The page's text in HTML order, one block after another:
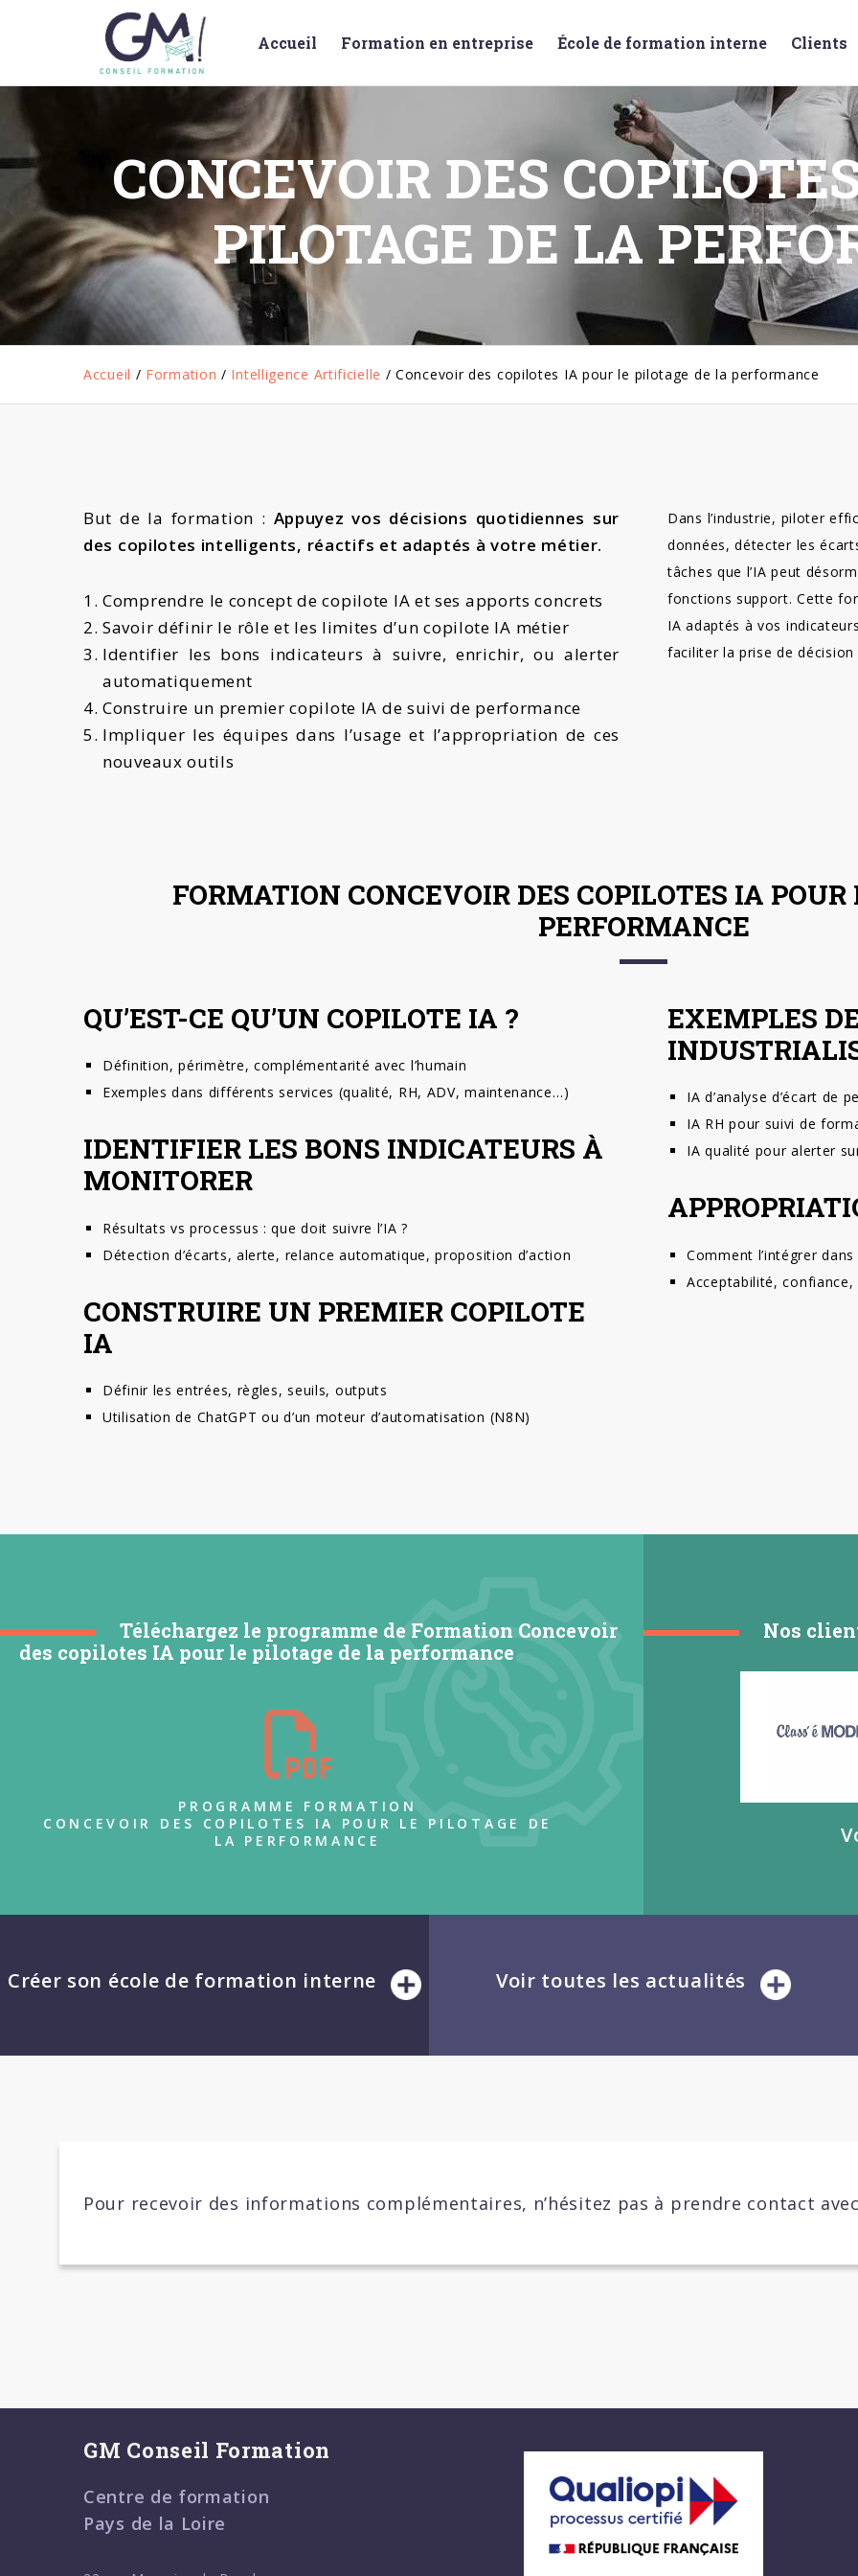
Accueil Formation en entreprise École de formation interne Clients
CONCEVOIR DES
PILOTAGE DE LA
Accueil / Formation / Intelligence Artificielle /Concevoir des copilotes IA pour le pilotage de la performance
But de la formation : Appuyez vos décisions quotidiennes sur
des copilotes intelligents, réactifs et adaptés à votre métier.
Comprendre le concept de copilote IA et ses apports concrets
Savoir définir le rôle et les limites d’un copilote IA métier
Identifier les bons indicateurs à suivre, enrichir, ou alerter
automatiquement
Construire un premier copilote IA de suivi de performance
Impliquer les équipes dans l’usage et l’appropriation de ces
nouveaux outils
Dans l’industrie, piloter
données, détecter les
tâches que l’IA peut
fonctions support. Cette
IA adaptés à vos
faciliter la prise de
FORMATION CONCEVOIR DES COPILOTES IA
PERFORMANCE
QU’EST-CE QU’UN COPILOTE IA ?
Définition, périmètre, complémentarité avec l’humain
Exemples dans différents services (qualité, RH, ADV, maintenance…)
IDENTIFIER LES BONS INDICATEURS À
MONITORER
Résultats vs processus : que doit suivre l’IA ?
Détection d’écarts, alerte, relance automatique, proposition d’action
CONSTRUIRE UN PREMIER COPILOTE
IA
Définir les entrées, règles, seuils, outputs
Utilisation de ChatGPT ou d’un moteur d’automatisation (N8N)
EXEMPLES
IA d’analyse d’écart de
IA RH pour suivi de
IA qualité pour alerter
Comment l’intégrer
Acceptabilité,
Téléchargez le programme de Formation Concevoir
des copilotes IA pour le pilotage de la performance
PROGRAMME FORMATION
CONCEVOIR DES COPILOTES IA POUR LE PILOTAGE DE
LA PERFORMANCE
Nos
Créer son école de formation interne Voir toutes les actualités
Pour recevoir des informations complémentaires, n’hésitez pas à prendre contact
GM Conseil Formation
Centre de formation
Pays de la Loire